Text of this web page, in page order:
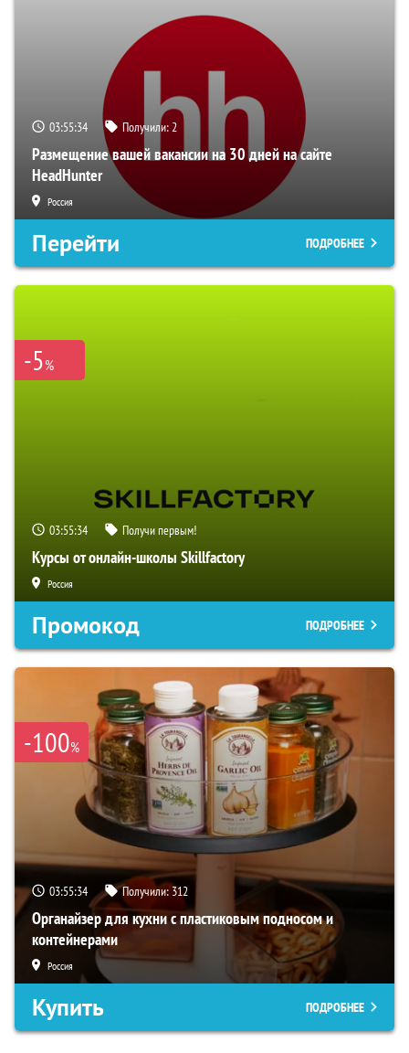
03:55:33 Получили:2
Размещение вашей вакансии на 30 дней на сайте
HeadHunter
Россия
Перейти ПОДРОБНЕЕ
-5%
03:55:33 Получи первым!
Курсы от онлайн-школы Skillfactory
Россия
Промокод ПОДРОБНЕЕ
-100%
03:55:33 Получили: 312
Органайзер для кухни с пластиковым подносом и
контейнерами
Россия
Купить ПОДРОБНЕЕ